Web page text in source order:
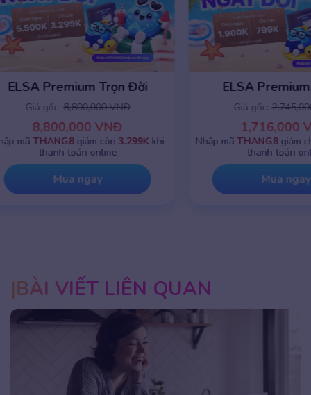
ELSA Premium 1 năm
Giá gốc:2,745,000 VNĐ
1,716,000 VNĐ
Nhập mãTHANG8giảm chỉ còn 799K
thanh toán online
Mua ngay
ELSA
Giá gốc:
Nhập mãTHANG8
thanh
Mua
BÀI VIẾT LIÊN QUAN